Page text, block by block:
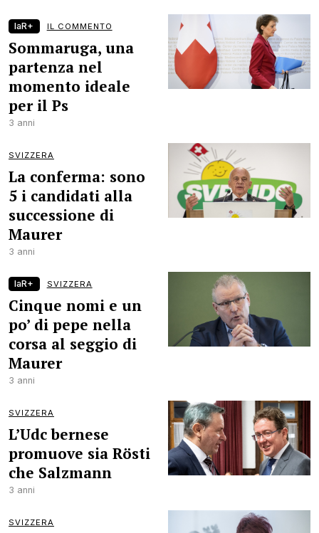
laR+ IL COMMENTO
Sommaruga, una
partenza nel
momento ideale
per il Ps
3 anni
SVIZZERA
La conferma: sono
5 i candidati alla
successione di
Maurer
3 anni
laR+ SVIZZERA
Cinque nomi e un
po’ di pepe nella
corsa al seggio di
Maurer
3 anni
SVIZZERA
L’Udc bernese
promuove sia Rösti
che Salzmann
3 anni
SVIZZERA